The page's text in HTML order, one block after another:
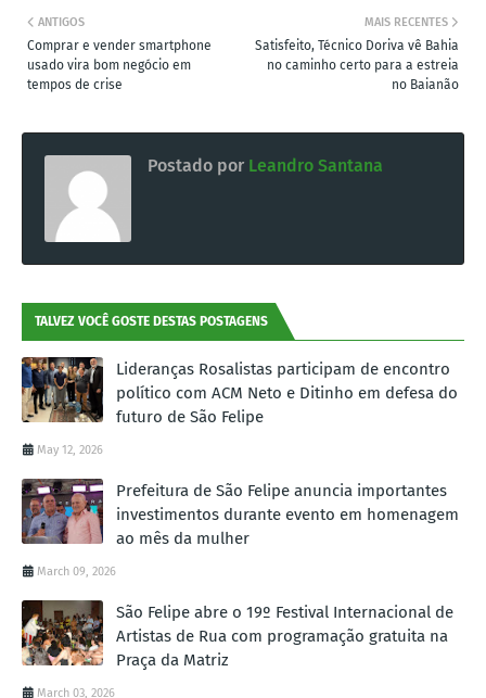
MAIS RECENTES
Satisfeito, Técnico Doriva vê Bahia
no caminho certo para a estreia
no Baianão
ANTIGOS
Comprar e vender smartphone
usado vira bom negócio em
tempos de crise
Postado por Leandro Santana
TALVEZ VOCÊ GOSTE DESTAS POSTAGENS
Lideranças Rosalistas participam de encontro
político com ACM Neto e Ditinho em defesa do
futuro de São Felipe
May 12, 2026
Prefeitura de São Felipe anuncia importantes
investimentos durante evento em homenagem
ao mês da mulher
March 09, 2026
São Felipe abre o 19º Festival Internacional de
Artistas de Rua com programação gratuita na
Praça da Matriz
March 03, 2026